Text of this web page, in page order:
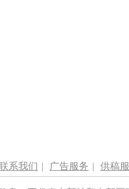
系我们 | 广告服务 | 供稿